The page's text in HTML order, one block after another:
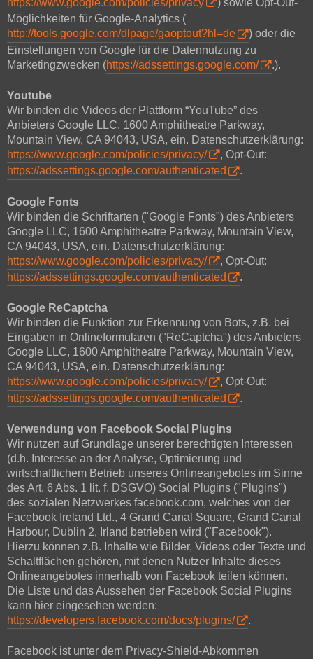
Möglichkeiten für Google-Analytics (
http://tools.google.com/dlpage/gaoptout?hl=de
) oder die
Einstellungen von Google für die Datennutzung zu
Marketingzwecken (https://adssettings.google.com/ .).
Youtube
Wir binden die Videos der Plattform “YouTube” des
Anbieters Google LLC, 1600 Amphitheatre Parkway,
Mountain View, CA 94043, USA, ein. Datenschutzerklärung:
https://www.google.com/policies/privacy/
, Opt-Out:
https://adssettings.google.com/authenticated
.
Google Fonts
Wir binden die Schriftarten ("Google Fonts") des Anbieters
Google LLC, 1600 Amphitheatre Parkway, Mountain View,
CA 94043, USA, ein. Datenschutzerklärung:
https://www.google.com/policies/privacy/
, Opt-Out:
https://adssettings.google.com/authenticated
.
Google ReCaptcha
Wir binden die Funktion zur Erkennung von Bots, z.B. bei
Eingaben in Onlineformularen ("ReCaptcha") des Anbieters
Google LLC, 1600 Amphitheatre Parkway, Mountain View,
CA 94043, USA, ein. Datenschutzerklärung:
https://www.google.com/policies/privacy/
, Opt-Out:
https://adssettings.google.com/authenticated
.
Verwendung von Facebook Social Plugins
Wir nutzen auf Grundlage unserer berechtigten Interessen
(d.h. Interesse an der Analyse, Optimierung und
wirtschaftlichem Betrieb unseres Onlineangebotes im Sinne
des Art. 6 Abs. 1 lit. f. DSGVO) Social Plugins ("Plugins")
des sozialen Netzwerkes facebook.com, welches von der
Facebook Ireland Ltd., 4 Grand Canal Square, Grand Canal
Harbour, Dublin 2, Irland betrieben wird ("Facebook").
Hierzu können z.B. Inhalte wie Bilder, Videos oder Texte und
Schaltflächen gehören, mit denen Nutzer Inhalte dieses
Onlineangebotes innerhalb von Facebook teilen können.
Die Liste und das Aussehen der Facebook Social Plugins
kann hier eingesehen werden:
https://developers.facebook.com/docs/plugins/
.
Facebook ist unter dem Privacy-Shield-Abkommen